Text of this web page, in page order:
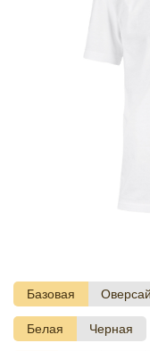
Базовая
Белая Черная